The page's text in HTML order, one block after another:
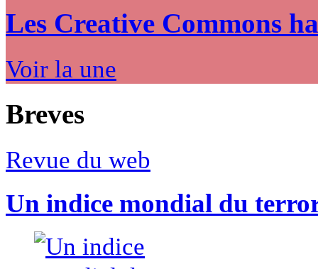
Les Creative Commons
Voir la une
Breves
Revue du web
Un indice mondial du